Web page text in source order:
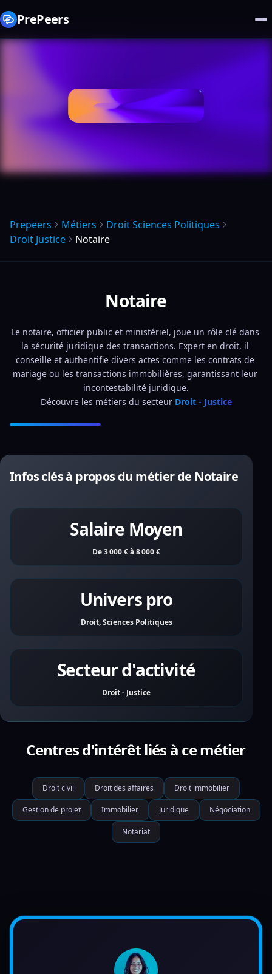
PrePeers
Prepeers Métiers
Droit Sciences Politiques
Droit Justice
Notaire
Notaire
Le notaire, officier public et ministériel, joue un rôle clé dans
la sécurité juridique des transactions. Expert en droit, il
conseille et authentifie divers actes comme les contrats de
mariage ou les transactions immobilières, garantissant leur
incontestabilité juridique.
Découvre les métiers du secteur Droit - Justice
Infos clés à propos du métier de Notaire
Salaire Moyen
De 3 000 € à 8 000 €
Univers pro
Droit, Sciences Politiques
Secteur d'activité
Droit - Justice
Centres d'intérêt liés à ce métier
Droit civil Droit des affaires Droit immobilier
Gestion de projet Immobilier Juridique Négociation
Notariat